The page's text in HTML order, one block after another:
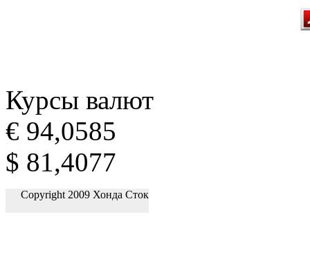
Курсы валют
€ 94,0585
$ 81,4077
Copyright 2009 Хонда Сток